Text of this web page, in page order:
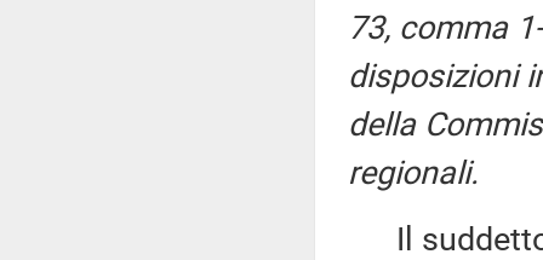
73, comma 1-
disposizioni
della
regionali.
Il suddetto